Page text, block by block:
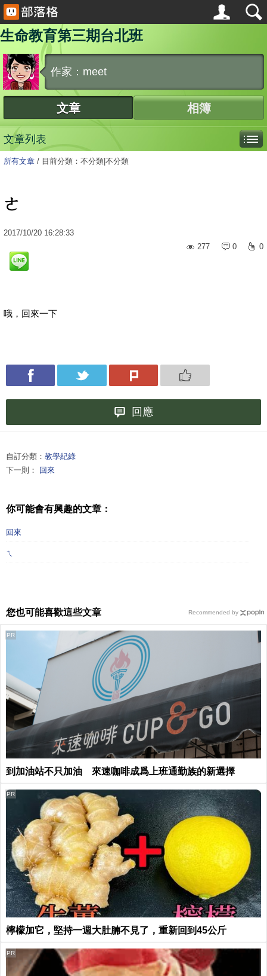
生命教育第三期台北班
作家：meet
文章 相簿
文章列表
所有文章 / 目前分類：不分類|不分類
ㄜ
2017/10/20 16:28:33
277
0 0
哦，回來一下
回應
自訂分類： 教學紀綠
下一則：
回來
你可能會有興趣的文章：
回來
ㄟ
您也可能喜歡這些文章
到加油站不只加油 來速咖啡成爲上班通勤族的新選擇
PR
檸檬加它，堅持一週大肚腩不見了，重新回到45公斤
PR
PR
Recommended by